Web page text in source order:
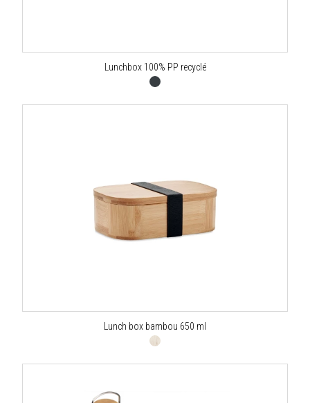
Lunchbox 100% PP recyclé
Lunch box bambou 650 ml